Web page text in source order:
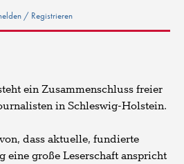
/ Registrieren
ein Zusammenschluss freier
in Schleswig-Holstein.
dass aktuelle, fundierte
große Leserschaft anspricht